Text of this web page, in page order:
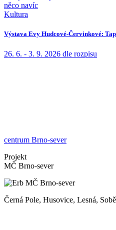
Kultura
Výstava Evy Hudcové-Červinkové:
26. 6. - 3. 9. 2026 dle rozpisu
centrum Brno-sever
Projekt
MČ Brno-sever
Černá Pole, Husovice, Lesná,